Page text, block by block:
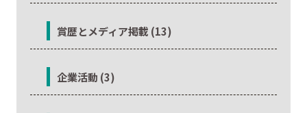
賞歴とメディア掲載 (13)
企業活動 (3)